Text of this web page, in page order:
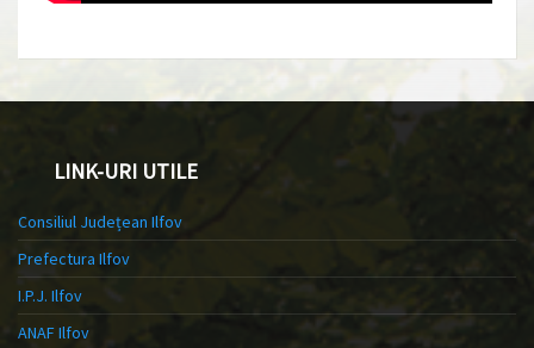
LINK-URI UTILE
Consiliul Județean Ilfov
Prefectura Ilfov
I.P.J. Ilfov
ANAF Ilfov